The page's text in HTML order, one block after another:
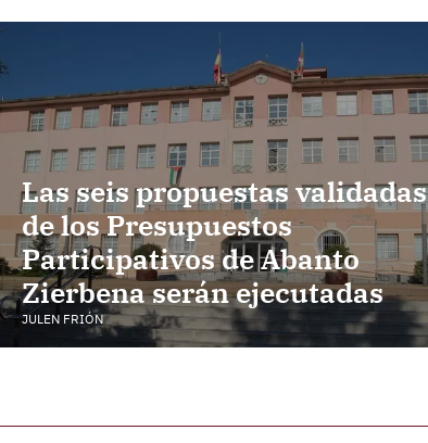
Las seis propuestas validadas
de los Presupuestos
Participativos de Abanto
Zierbena serán ejecutadas
JULEN FRIÓN